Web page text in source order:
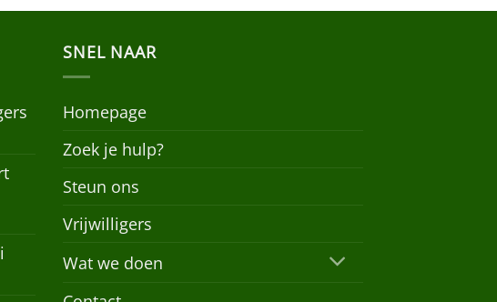
SNEL NAAR
Homepage
Zoek je hulp?
Steun ons
Vrijwilligers
Wat we doen